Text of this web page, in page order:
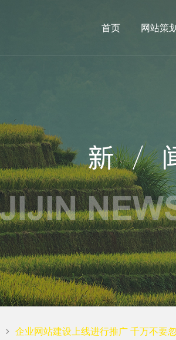
首页 网站策
制
高端网站建设
小程序开发
微信定制
APP开发服务
电商网站建设
生物医药网站建设
外贸网站建设
教育培训网站建设
企业网站建设上线进行推广 千万不要